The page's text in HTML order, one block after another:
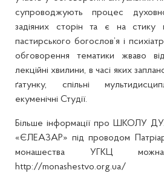
супроводжують процес
задіяних сторін та є на стику
пастирського богослов’я і
обговорення тематики жваво
лекційні хвилини, в часі яких
ґатунку, спільні
екуменічні Студії.
Більше інформації про ШКОЛУ
«ЄЛЕАЗАР» під проводом
монашества УГКЦ
http://monashestvo.org.ua/